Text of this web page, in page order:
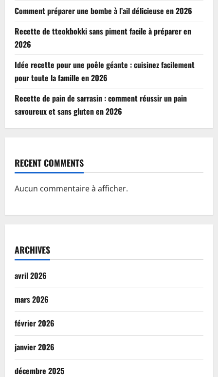
Comment préparer une bombe à l’ail délicieuse en 2026
Recette de tteokbokki sans piment facile à préparer en
2026
Idée recette pour une poêle géante : cuisinez facilement
pour toute la famille en 2026
Recette de pain de sarrasin : comment réussir un pain
savoureux et sans gluten en 2026
RECENT COMMENTS
Aucun commentaire à afficher.
ARCHIVES
avril 2026
mars 2026
février 2026
janvier 2026
décembre 2025